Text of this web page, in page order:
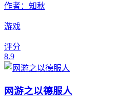
作者： 知秋
游戏
评分
8.9
网游之以德服人